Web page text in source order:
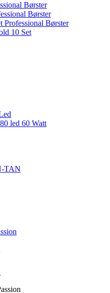
Børster
Børster
Professional Børster
10 Set
led 60 Watt
TAN